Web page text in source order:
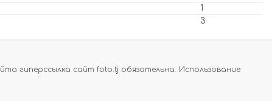
1
3
гиперссылка сайт foto.tj обязательна. Использование